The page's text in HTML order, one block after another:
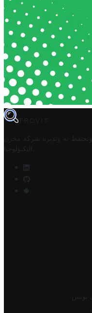
TROVIT
به وتديره
شركة مخزن
التكنولوجيا
تونس